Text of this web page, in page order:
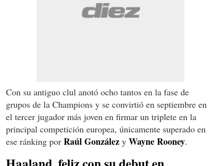
Con su antiguo clul anotó ocho tantos en la fase de
grupos de la Champions y se convirtió en septiembre en
el tercer jugador más joven en firmar un triplete en la
principal competición europea, únicamente superado en
ese ránking por Raúl González y Wayne Rooney.